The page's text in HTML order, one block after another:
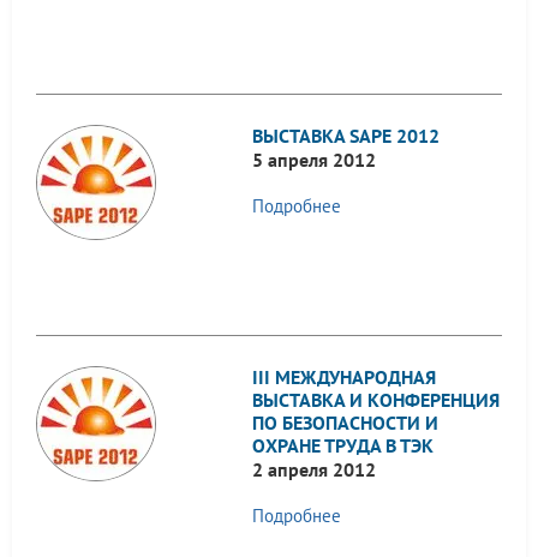
ВЫСТАВКА SAPE 2012
5 апреля 2012
Подробнее
III МЕЖДУНАРОДНАЯ
ВЫСТАВКА И КОНФЕРЕНЦИЯ
ПО БЕЗОПАСНОСТИ И
ОХРАНЕ ТРУДА В ТЭК
2 апреля 2012
Подробнее